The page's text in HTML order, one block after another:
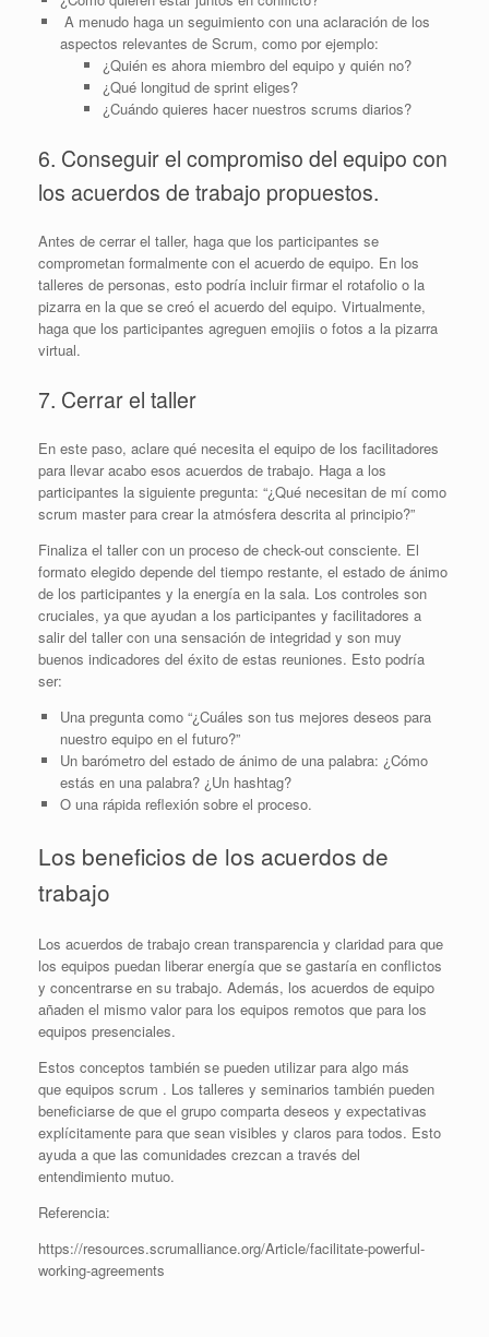
A menudo haga un seguimiento con una aclaración de los
aspectos relevantes de Scrum, como por ejemplo:
¿Quién es ahora miembro del equipo y quién no?
¿Qué longitud de sprint eliges?
¿Cuándo quieres hacer nuestros scrums diarios?
6. Conseguir el compromiso del equipo con
los acuerdos de trabajo propuestos.
Antes de cerrar el taller, haga que los participantes se
comprometan formalmente con el acuerdo de equipo. En los
talleres de personas, esto podría incluir firmar el rotafolio o la
pizarra en la que se creó el acuerdo del equipo. Virtualmente,
haga que los participantes agreguen emojiis o fotos a la pizarra
virtual.
7. Cerrar el taller
En este paso, aclare qué necesita el equipo de los facilitadores
para llevar acabo esos acuerdos de trabajo. Haga a los
participantes la siguiente pregunta: “¿Qué necesitan de mí como
scrum master para crear la atmósfera descrita al principio?”
Finaliza el taller con un proceso de check-out consciente. El
formato elegido depende del tiempo restante, el estado de ánimo
de los participantes y la energía en la sala. Los controles son
cruciales, ya que ayudan a los participantes y facilitadores a
salir del taller con una sensación de integridad y son muy
buenos indicadores del éxito de estas reuniones. Esto podría
ser:
Una pregunta como “¿Cuáles son tus mejores deseos para
nuestro equipo en el futuro?”
Un barómetro del estado de ánimo de una palabra: ¿Cómo
estás en una palabra? ¿Un hashtag?
O una rápida reflexión sobre el proceso.
Los beneficios de los acuerdos de
trabajo
Los acuerdos de trabajo crean transparencia y claridad para que
los equipos puedan liberar energía que se gastaría en conflictos
y concentrarse en su trabajo. Además, los acuerdos de equipo
añaden el mismo valor para los equipos remotos que para los
equipos presenciales.
Estos conceptos también se pueden utilizar para algo más
que equipos scrum . Los talleres y seminarios también pueden
beneficiarse de que el grupo comparta deseos y expectativas
explícitamente para que sean visibles y claros para todos. Esto
ayuda a que las comunidades crezcan a través del
entendimiento mutuo.
Referencia:
https://resources.scrumalliance.org/Article/facilitate-powerful-
working-agreements